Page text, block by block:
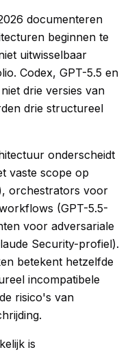
documenteren
beginnen te
uitwisselbaar
Codex, GPT-5.5 en
drie versies van
drie structureel
onderscheidt
vaste scope op
orchestrators voor
(GPT-5.5-
voor adversariale
Security-profiel).
betekent hetzelfde
incompatibele
risico's van
is